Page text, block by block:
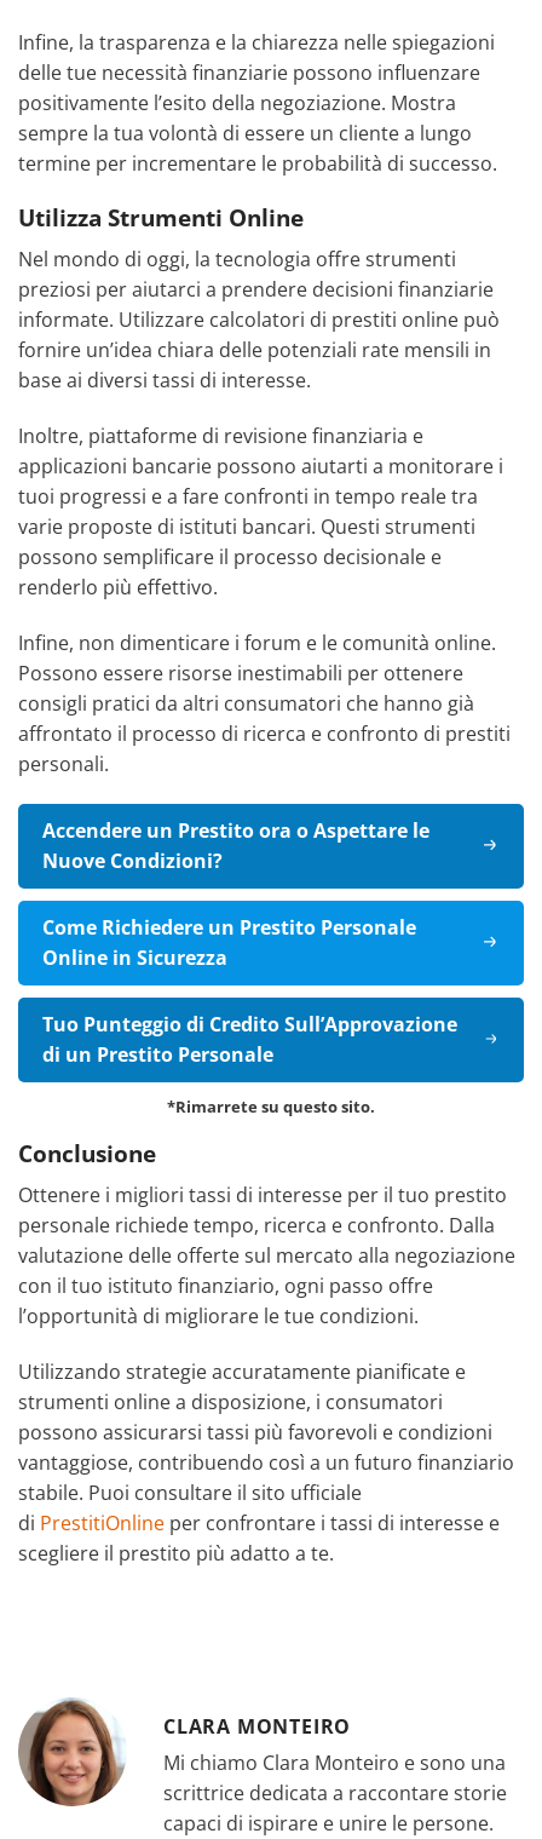
Infine, la trasparenza e la chiarezza nelle spiegazioni
delle tue necessità finanziarie possono influenzare
positivamente l’esito della negoziazione. Mostra
sempre la tua volontà di essere un cliente a lungo
termine per incrementare le probabilità di successo.
Utilizza Strumenti Online
Nel mondo di oggi, la tecnologia offre strumenti
preziosi per aiutarci a prendere decisioni finanziarie
informate. Utilizzare calcolatori di prestiti online può
fornire un’idea chiara delle potenziali rate mensili in
base ai diversi tassi di interesse.
Inoltre, piattaforme di revisione finanziaria e
applicazioni bancarie possono aiutarti a monitorare i
tuoi progressi e a fare confronti in tempo reale tra
varie proposte di istituti bancari. Questi strumenti
possono semplificare il processo decisionale e
renderlo più effettivo.
Infine, non dimenticare i forum e le comunità online.
Possono essere risorse inestimabili per ottenere
consigli pratici da altri consumatori che hanno già
affrontato il processo di ricerca e confronto di prestiti
personali.
Accendere un Prestito ora o Aspettare le
Nuove Condizioni?
Come Richiedere un Prestito Personale
Online in Sicurezza
Tuo Punteggio di Credito Sull’Approvazione
di un Prestito Personale
*Rimarrete su questo sito.
Conclusione
Ottenere i migliori tassi di interesse per il tuo prestito
personale richiede tempo, ricerca e confronto. Dalla
valutazione delle offerte sul mercato alla negoziazione
con il tuo istituto finanziario, ogni passo offre
l’opportunità di migliorare le tue condizioni.
Utilizzando strategie accuratamente pianificate e
strumenti online a disposizione, i consumatori
possono assicurarsi tassi più favorevoli e condizioni
vantaggiose, contribuendo così a un futuro finanziario
stabile. Puoi consultare il sito ufficiale
di PrestitiOnline per confrontare i tassi di interesse e
scegliere il prestito più adatto a te.
CLARA MONTEIRO
Mi chiamo Clara Monteiro e sono una
scrittrice dedicata a raccontare storie
capaci di ispirare e unire le persone.